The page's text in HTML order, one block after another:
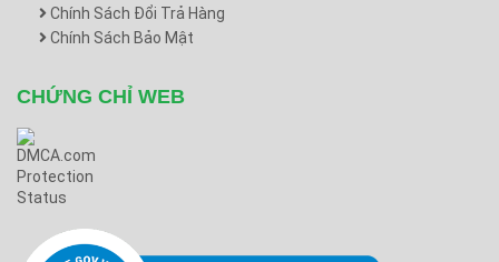
Chính Sách Đổi Trả Hàng
Chính Sách Bảo Mật
CHỨNG CHỈ WEB